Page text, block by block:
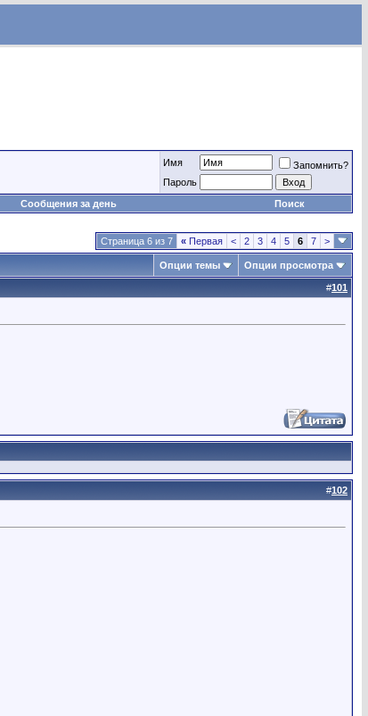
Имя
Запомнить?
Пароль
Сообщения за день Поиск
Страница 6 из 7 « Первая < 2 3 4 5 6 7 >
Опции темы Опции просмотра
#101
#102